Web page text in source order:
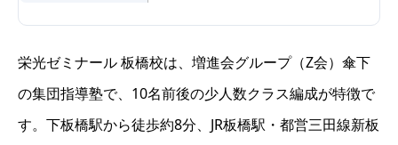
栄光ゼミナール 板橋校は、増進会グループ（Z会）傘下
の集団指導塾で、10名前後の少人数クラス編成が特徴で
す。下板橋駅から徒歩約8分、JR板橋駅・都営三田線新板